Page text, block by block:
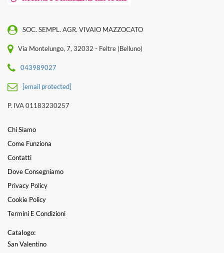
SOC. SEMPL. AGR. VIVAIO MAZZOCATO
Via Montelungo, 7, 32032 - Feltre (Belluno)
043989027
[email protected]
P. IVA 01183230257
Chi Siamo
Come Funziona
Contatti
Dove Consegniamo
Privacy Policy
Cookie Policy
Termini E Condizioni
Catalogo:
San Valentino